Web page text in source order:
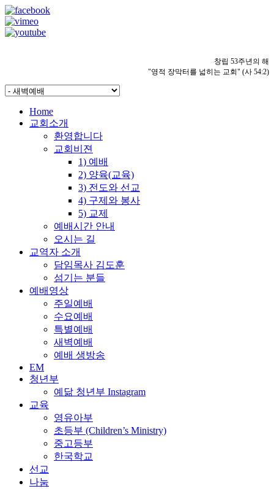
창립 53주년의 해
"영적 장막터를 넓히는 교회" (사 54:2)
Home
교회소개
환영합니다
교회비젼
1) 예배
2) 양육(교육)
3) 전도와 선교
4) 구제와 봉사
5) 교제
예배시간 안내
오시는 길
교역자 소개
담임목사 김도훈
섬기는 분들
예배영상
주일예배
수요예배
특별예배
새벽예배
예배 생방송
EM
청년부
예닮 청년부 Instagram
교육
영유아부
초등부 (Children’s Ministry)
중고등부
한국학교
선교
나눔